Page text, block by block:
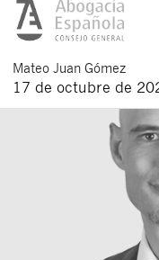
Mateo Juan Gómez
17 de octubre de